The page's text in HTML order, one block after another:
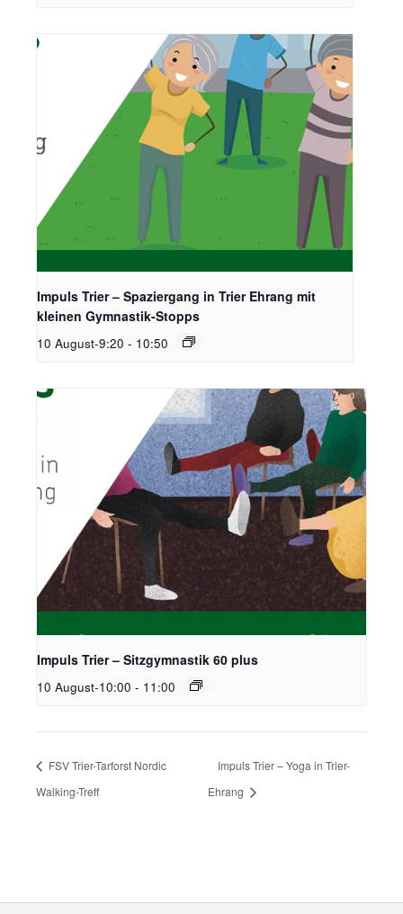
Impuls Trier – Spaziergang in Trier Ehrang mit
kleinen Gymnastik-Stopps
10 August-9:20 - 10:50
Impuls Trier – Sitzgymnastik 60 plus
10 August-10:00 - 11:00
FSV Trier-Tarforst Nordic
Walking-Treff
Impuls Trier – Yoga in Trier-
Ehrang